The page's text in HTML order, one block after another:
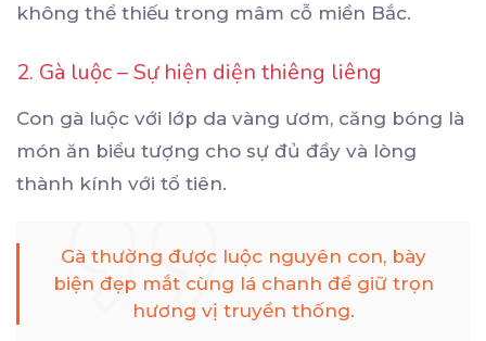
không thể thiếu trong mâm cỗ miền Bắc.
2. Gà luộc – Sự hiện diện thiêng liêng
Con gà luộc với lớp da vàng ươm, căng bóng là
món ăn biểu tượng cho sự đủ đầy và lòng
thành kính với tổ tiên.
Gà thường được luộc nguyên con, bày
biện đẹp mắt cùng lá chanh để giữ trọn
hương vị truyền thống.